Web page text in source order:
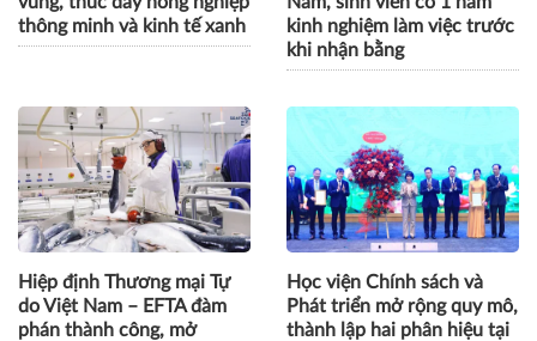
thông minh và kinh tế xanh
kinh nghiệm làm việc trước
khi nhận bằng
Hiệp định Thương mại Tự
do Việt Nam – EFTA đàm
phán thành công, mở
Học viện Chính sách và
Phát triển mở rộng quy mô,
thành lập hai phân hiệu tại